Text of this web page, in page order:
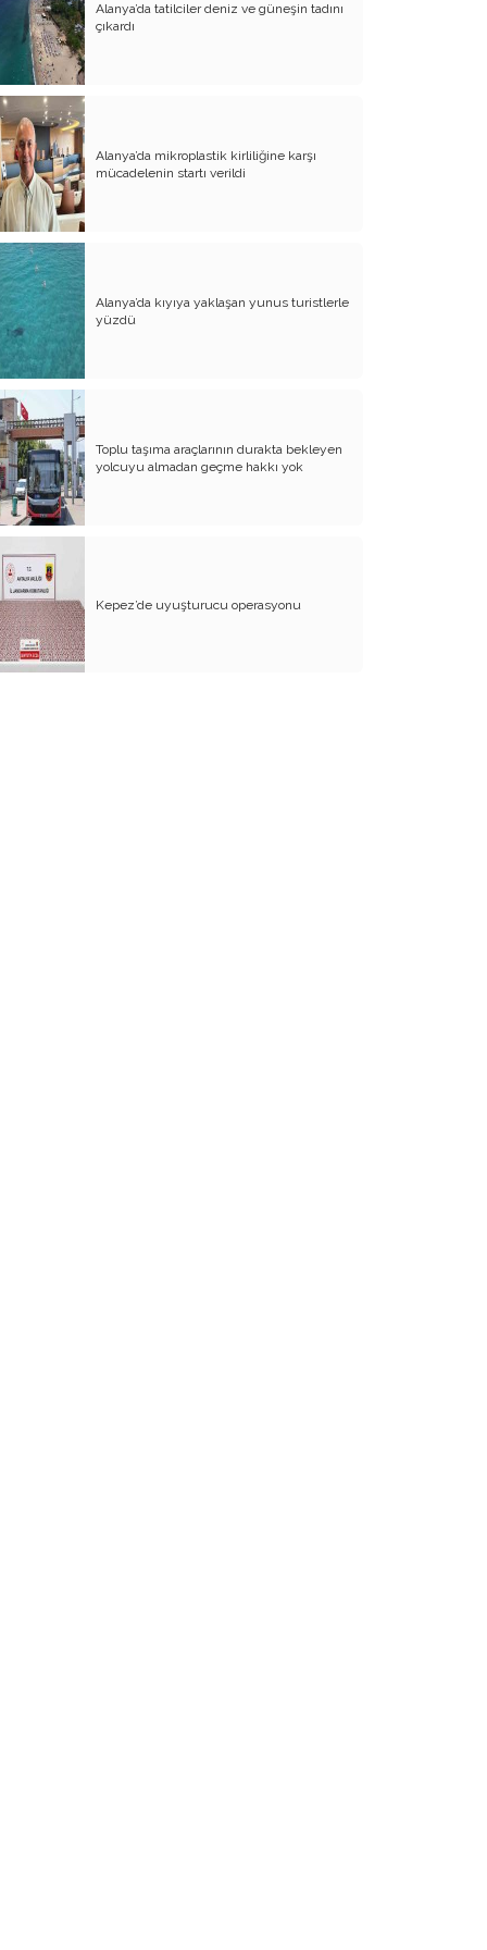
Şahsiyet, İki Tutum
Ahî Evren: Bir İsim, Bir Teşkilât, Bir
Tartışma
Eline, Diline, Beline Sahip Olmak
İnsanlar Kendi Menfaatleri İçin
Başkalarını Rahatsız Eder veya
Başkalarına Ziyan Verirse Bu Bir
Ahlaksızlıktır
Jean-Jacques Rousseau ve Modern
Siyasal Düşünceye Etkileri
Spinoza – Locke – Rousseau Üzerine
Mahalle Pazarları
Kendi Enerjisini Üreten Kentler
Spinoza
Nass
Sirano de Berjerak (Cirano de Berjarac)
Yenilenebilir Enerji
Kiralık Sosyal Konutlar
Güneş Enerjisi ve Termik Santraller
Fen ve Sosyal Bilimler Uygulayan
Alanya’da tatilciler deniz ve güneşin tadını
çıkardı
Alanya’da mikroplastik kirliliğine karşı
mücadelenin startı verildi
Alanya’da kıyıya yaklaşan yunus turistlerle
yüzdü
Toplu taşıma araçlarının durakta bekleyen
yolcuyu almadan geçme hakkı yok
Kepez’de uyuşturucu operasyonu